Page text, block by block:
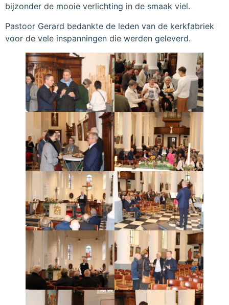
bijzonder de mooie verlichting in de smaak viel.
Pastoor Gerard bedankte de leden van de kerkfabriek
voor de vele inspanningen die werden geleverd.